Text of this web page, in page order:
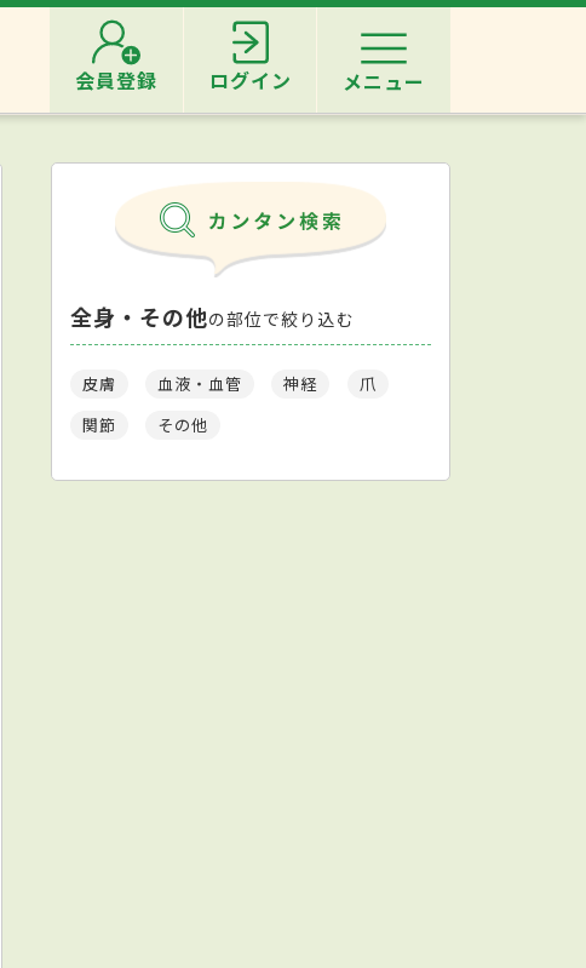
会員登録 ログイン メニュー
全身・その他の部位で絞り込む
皮膚 血液・血管 神経
爪
関節
その他